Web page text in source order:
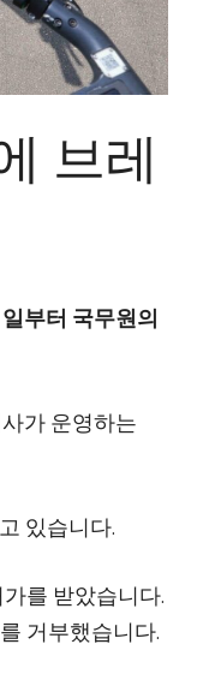
브레
부터 국무원의
가 운영하는
있습니다.
를 받았습니다.
거부했습니다.